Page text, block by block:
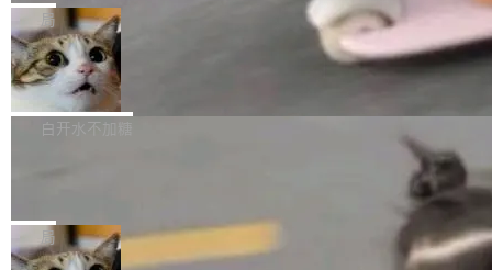
了。 闲置的 cell 会休眠到几乎不占资源。当 cel
l 迁移或唤醒时，新宿主从 S3 恢复 SQLite 数据
库继续执行。存储库是持久化的唯一真相...
例如iQOO Z11i、REDMI Note 17、REDMI No
te 17 Pro、OPPO K15，要么是vivo X300 E这
样的次旗舰。 Galaxy Z Fold8 Ultra / Z Fold8 /
Z Flip8三款折叠屏新机均在7月22日发布，且全
部搭载骁龙8 Elite Gen5 for Galaxy，它们本该
个在 git commit 之间记录每一次编辑操作的版
本控制系统。目前处于 Early Access 阶段。 De
ltaDB 的核心思路直接写在 landing page 最显
眼的位置：「Software is made between com
mits」——软件是在 commit 之间写出来的。git
是把这段空隙补上。 回退到任何一次编辑：Delt
aDB 捕获 commit 之间的每一次操作，...
局
SpaceXAI 单季资本开支达 183 亿美元
根据风险投资人Tomer Tunguz 博客（VC 分
析）披露的最新分析与第二季度业绩报告，Spac
微软同期总资本开支的四成。 与亚马逊、Alpha
bet、微软以及 Meta 等传统科技巨头相比，Spa
白开水不加糖
一个在终端里运行的编程 agent；Muse Spark
1.2，驱动这个 agent 的新模型。一句话概括：
局